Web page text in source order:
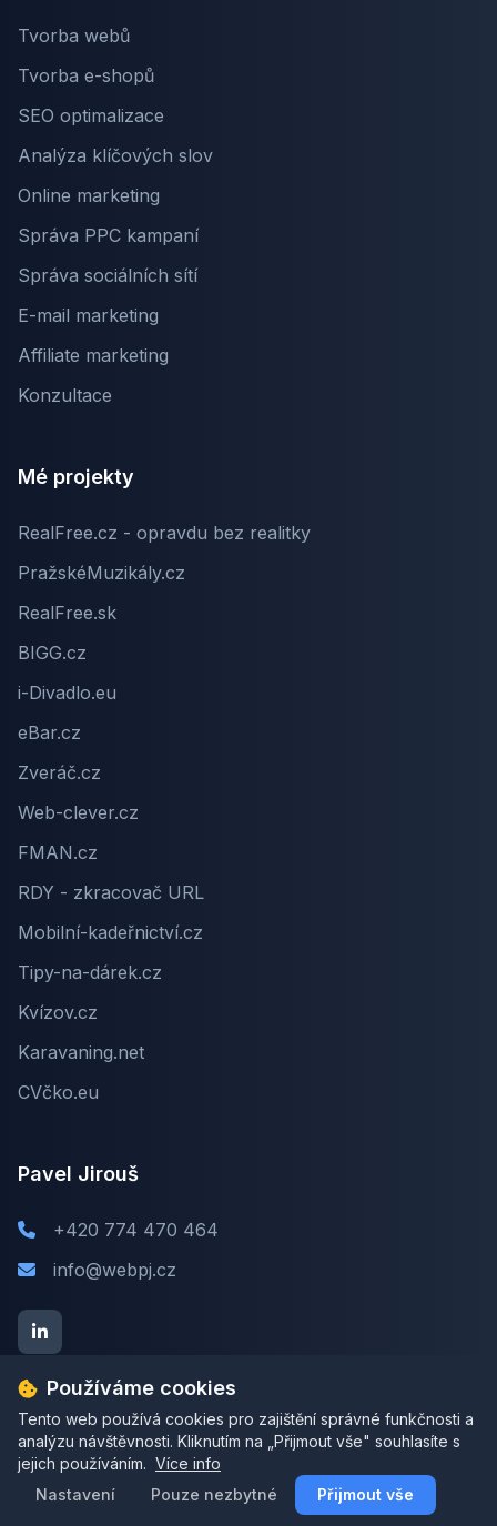
Tvorba webů
Tvorba e-shopů
SEO optimalizace
Analýza klíčových slov
Online marketing
Správa PPC kampaní
Správa sociálních sítí
E-mail marketing
Affiliate marketing
Konzultace
Mé projekty
RealFree.cz - opravdu bez realitky
PražskéMuzikály.cz
RealFree.sk
BIGG.cz
i-Divadlo.eu
eBar.cz
Zveráč.cz
Web-clever.cz
FMAN.cz
RDY - zkracovač URL
Mobilní-kadeřnictví.cz
Tipy-na-dárek.cz
Kvízov.cz
Karavaning.net
CVčko.eu
Pavel Jirouš
+420 774 470 464
info@webpj.cz
© 2026 webpj.cz. Všechna práva vyhrazena.
Pavel Jirouš | IČ: 06484824
Používáme cookies
Tento web používá cookies pro zajištění správné funkčnosti a
analýzu návštěvnosti. Kliknutím na „Přijmout vše" souhlasíte s
jejich používáním. Více info
Nastavení
Pouze nezbytné Přijmout vše